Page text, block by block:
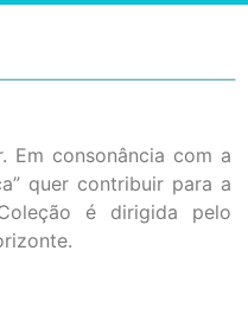
Em consonância com a
quer contribuir para a
é dirigida pelo